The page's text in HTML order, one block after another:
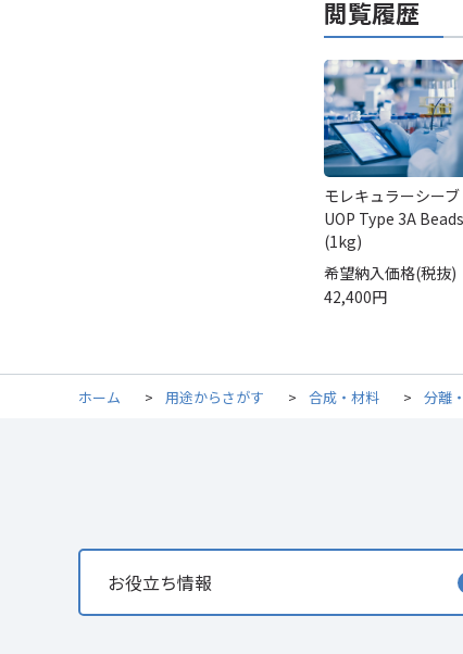
閲覧履歴
モレキュラーシーブ
UOP Type 3A Beads
(1kg)
希望納入価格(税抜)
42,400円
ホーム > 用途からさがす > 合成・材料 > 分離
お役立ち情報